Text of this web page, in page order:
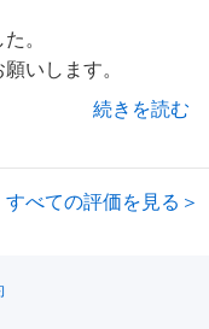
。
いします。
続きを読む
すべての評価を見る＞